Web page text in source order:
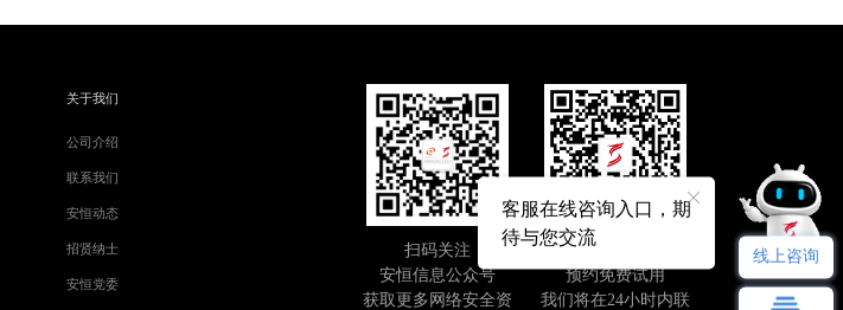
扫码关注
安恒信息公众号
获取更多网络安全资
即刻扫码
预约免费试用
我们将在24小时内联
关于我们
公司介绍
联系我们
安恒动态
招贤纳士
安恒党委
客服在线咨询入口，期
待与您交流
线上咨询